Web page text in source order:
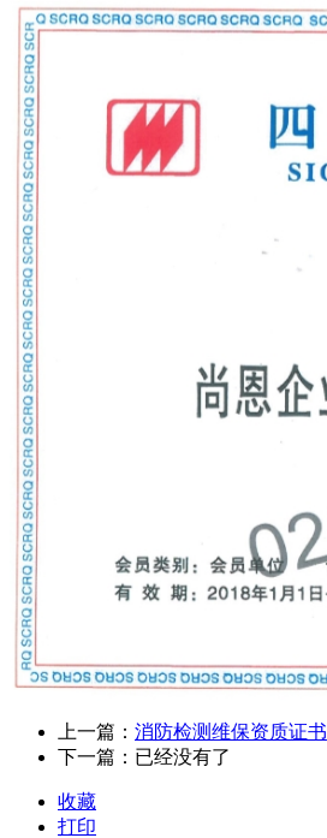
上一篇： 消防检测维保资质证书
下一篇：已经没有了
收藏
打印